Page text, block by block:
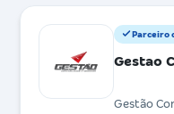
Parceiro
Gestao
Gestão